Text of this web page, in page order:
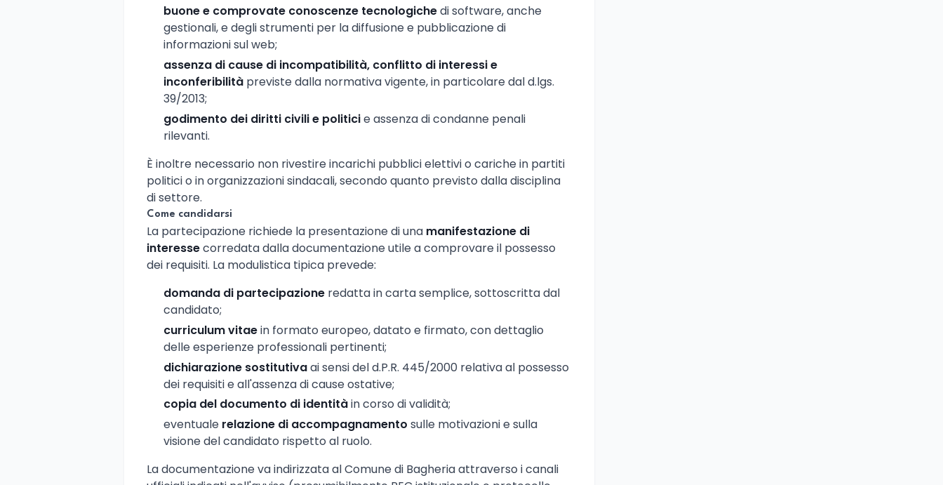
buone e comprovate conoscenze tecnologichedi software, anche
gestionali, e degli strumenti per la diffusione e pubblicazione di
informazioni sul web;
assenza di cause di incompatibilità, conflitto di interessi e
inconferibilità previste dalla normativa vigente, in particolare dal d.lgs.
39/2013;
godimento dei diritti civili e politicie assenza di condanne penali
rilevanti.
È inoltre necessario non rivestire incarichi pubblici elettivi o cariche in partiti
politici o in organizzazioni sindacali, secondo quanto previsto dalla disciplina
di settore.
Come candidarsi
La partecipazione richiede la presentazione di una manifestazione di
interessecorredata dalla documentazione utile a comprovare il possesso
dei requisiti. La modulistica tipica prevede:
domanda di partecipazione redatta in carta semplice, sottoscritta dal
candidato;
curriculum vitaein formato europeo, datato e firmato, con dettaglio
delle esperienze professionali pertinenti;
dichiarazione sostitutivaai sensi del d.P.R. 445/2000 relativa al possesso
dei requisiti e all'assenza di cause ostative;
copia del documento di identitàin corso di validità;
eventuale relazione di accompagnamento sulle motivazioni e sulla
visione del candidato rispetto al ruolo.
La documentazione va indirizzata al Comune di Bagheria attraverso i canali